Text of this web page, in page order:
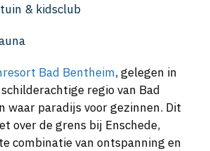
& kidsclub
Bad Bentheim, gelegen in
regio van Bad
waar paradijs voor gezinnen. Dit
over de grens bij Enschede,
combinatie van ontspanning en